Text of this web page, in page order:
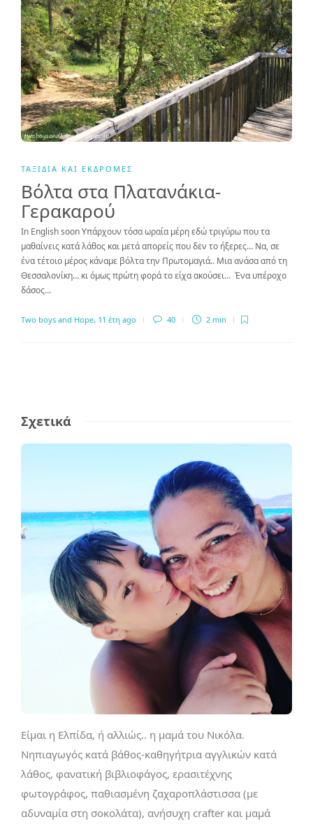
ΤΑΞΊΔΙΑ ΚΑΙ ΕΚΔΡΟΜΈΣ
Βόλτα στα Πλατανάκια-
Γερακαρού
In English soon Υπάρχουν τόσα ωραία μέρη εδώ τριγύρω που τα
μαθαίνεις κατά λάθος και μετά απορείς που δεν το ήξερες… Να, σε
ένα τέτοιο μέρος κάναμε βόλτα την Πρωτομαγιά.. Μια ανάσα από τη
Θεσσαλονίκη… κι όμως πρώτη φορά το είχα ακούσει… Ένα υπέροχο
δάσος…
Two boys and Hope, 11 έτη ago 40 2 min
Σχετικά
Είμαι η Ελπίδα, ή αλλιώς.. η μαμά του Νικόλα.
Νηπιαγωγός κατά βάθος-καθηγήτρια αγγλικών κατά
λάθος, φανατική βιβλιοφάγος, ερασιτέχνης
φωτογράφος, παθιασμένη ζαχαροπλάστισσα (με
αδυναμία στη σοκολάτα), ανήσυχη crafter και μαμά